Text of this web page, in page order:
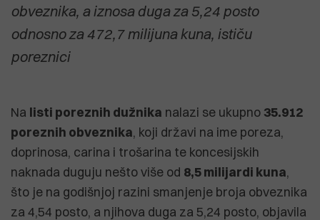
obveznika, a iznosa duga za 5,24 posto
odnosno za 472,7 milijuna kuna, ističu
poreznici
Na listi poreznih dužnika nalazi se ukupno 35.912
poreznih obveznika, koji državi na ime poreza,
doprinosa, carina i trošarina te koncesijskih
naknada duguju nešto više od 8,5 milijardi kuna,
što je na godišnjoj razini smanjenje broja obveznika
za 4,54 posto, a njihova duga za 5,24 posto, objavila